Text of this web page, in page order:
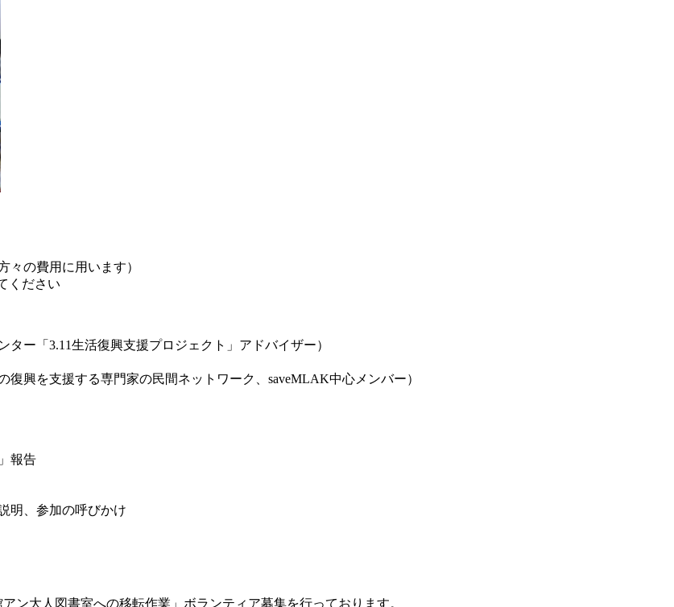
々の費用に用います）
ください
ー「3.11生活復興支援プロジェクト」アドバイザー）
興を支援する専門家の民間ネットワーク、saveMLAK中心メンバー）
報告
明、参加の呼びかけ
ン大人図書室への移転作業」ボランティア募集を行っております。